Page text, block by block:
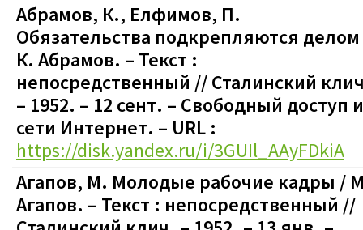
Абрамов, К., Елфимов, П.
Обязательства подкрепляются
К. Абрамов. – Текст :
непосредственный // Сталинский
– 1952. – 12 сент. – Свободный доступ
сети Интернет. – URL :
https://disk.yandex.ru/i/3GUIl_AAyFDkiA
Агапов, М. Молодые рабочие кадры /
Агапов. – Текст : непосредственный //